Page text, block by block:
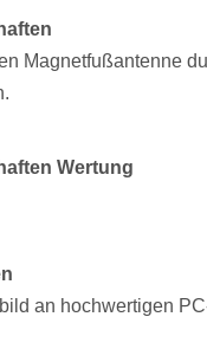
Magnetfußantenne
Wertung
an hochwertigen